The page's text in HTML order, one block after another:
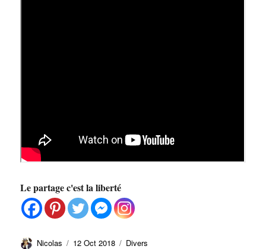
Le partage c'est la liberté
Auteur
Nicolas
Publié
12 Oct 2018 Catégories
Divers